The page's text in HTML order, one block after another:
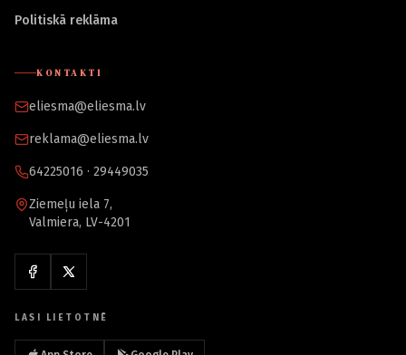
Politiskā reklāma
KONTAKTI
eliesma@eliesma.lv
reklama@eliesma.lv
64225016 · 29449035
Ziemeļu iela 7,
Valmiera, LV-4201
LASI LIETOTNĒ